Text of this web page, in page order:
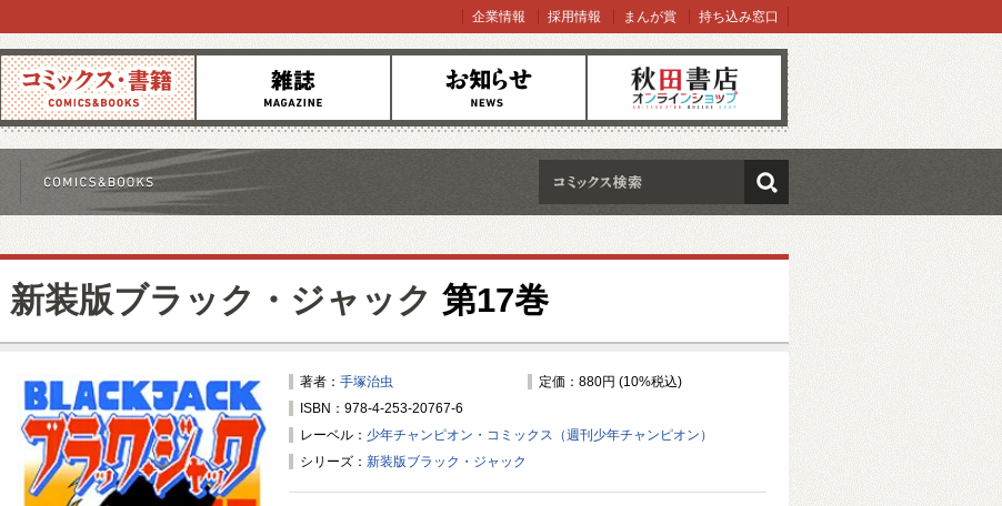
コミックス 雑誌 お知らせ オンラインショップ
企業情報 採用情報 まんが賞 持ち込み窓口
検索
新装版ブラック・ジャック 第17巻
著者： 手塚治虫
定価：880円 (10%税込)
ISBN：978-4-253-20767-6
レーベル： 少年チャンピオン・コミックス（週刊少年チャンピオン）
シリーズ： 新装版ブラック・ジャック